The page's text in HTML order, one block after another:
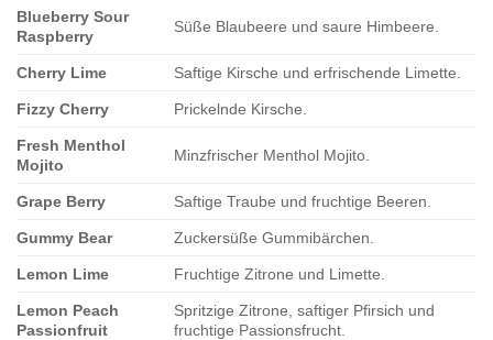
Blueberry Sour
Raspberry
Süße Blaubeere und saure Himbeere.
Cherry Lime Saftige Kirsche und erfrischende Limette.
Fizzy Cherry Prickelnde Kirsche.
Fresh Menthol
Mojito
Minzfrischer Menthol Mojito.
Grape Berry Saftige Traube und fruchtige Beeren.
Gummy Bear Zuckersüße Gummibärchen.
Lemon Lime Fruchtige Zitrone und Limette.
Lemon Peach
Passionfruit
Spritzige Zitrone, saftiger Pfirsich und
fruchtige Passionsfrucht.